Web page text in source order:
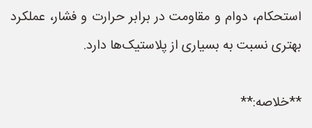
استحکام، دوام و مقاومت در برابر حرارت و فشار، عملکرد
بهتری نسبت به بسیاری از پلاستیک‌ها دارد.
**خلاصه:**